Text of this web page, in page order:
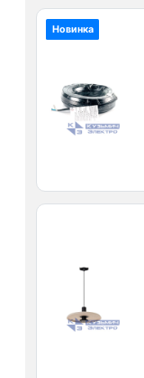
Новинка